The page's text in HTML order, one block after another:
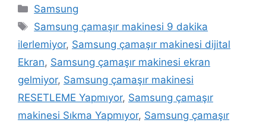
Kategoriler
Samsung
Etiketler
Samsung çamaşır makinesi 9 dakika
ilerlemiyor, Samsung çamaşır makinesi dijital
Ekran, Samsung çamaşır makinesi ekran
gelmiyor, Samsung çamaşır makinesi
RESETLEME Yapmıyor, Samsung çamaşır
makinesi Sıkma Yapmıyor, Samsung çamaşır